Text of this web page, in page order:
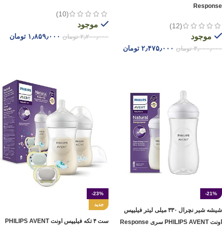
Response
(12)
موجود
۳٫۰۰۰٫۰۰۰ تومان ۲٫۴۷۵٫۰۰۰ تومان
(10)
موجود
۲٫۲۰۰٫۰۰۰ تومان ۱٫۸۵۹٫۰۰۰ تومان
-21%
شیشه شیر نچرال ۳۳۰ میلی لیتر فیلیپس
اونت PHILIPS AVENT سری Response
-23%
جدید
ست ۴ تکه فیلیپس اونت PHILIPS AVENT